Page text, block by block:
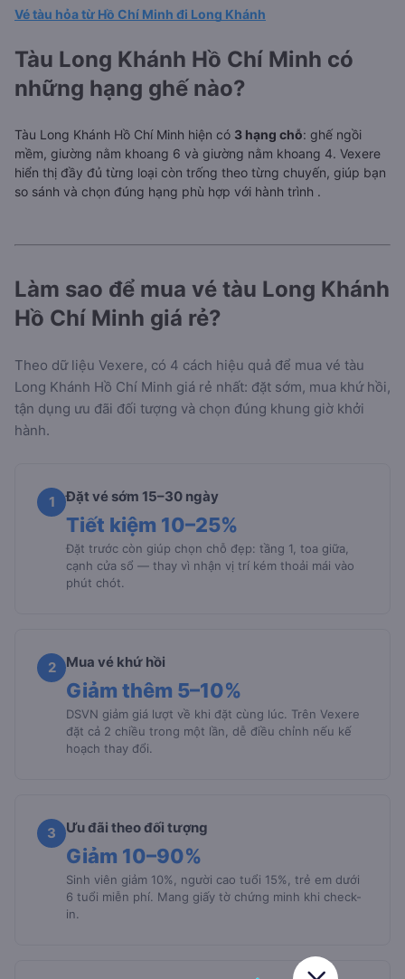
Vé tàu hỏa từ Hồ Chí Minh đi Long Khánh
Tàu Long Khánh Hồ Chí Minh có
những hạng ghế nào?
Tàu Long Khánh Hồ Chí Minh hiện có 3 hạng chỗ: ghế ngồi
mềm, giường nằm khoang 6 và giường nằm khoang 4. Vexere
hiển thị đầy đủ từng loại còn trống theo từng chuyến, giúp bạn
so sánh và chọn đúng hạng phù hợp với hành trình .
Làm sao để mua vé tàu Long Khánh
Hồ Chí Minh giá rẻ?
Theo dữ liệu Vexere, có 4 cách hiệu quả để mua vé tàu
Long Khánh Hồ Chí Minh giá rẻ nhất: đặt sớm, mua khứ hồi,
tận dụng ưu đãi đối tượng và chọn đúng khung giờ khởi
hành.
1 Đặt vé sớm 15–30 ngày
Tiết kiệm 10–25%
Đặt trước còn giúp chọn chỗ đẹp: tầng 1, toa giữa,
cạnh cửa sổ — thay vì nhận vị trí kém thoải mái vào
phút chót.
2 Mua vé khứ hồi
Giảm thêm 5–10%
DSVN giảm giá lượt về khi đặt cùng lúc. Trên Vexere
đặt cả 2 chiều trong một lần, dễ điều chỉnh nếu kế
hoạch thay đổi.
3 Ưu đãi theo đối tượng
Giảm 10–90%
Sinh viên giảm 10%, người cao tuổi 15%, trẻ em dưới
6 tuổi miễn phí. Mang giấy tờ chứng minh khi check-
in.